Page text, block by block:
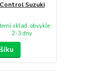
Suzuki
sklad, obvykle
2-3 dny